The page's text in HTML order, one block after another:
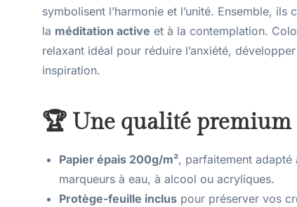
symbolisent l’harmonie et l’unité. Ensemble,
la méditation active et à la contemplation.
relaxant idéal pour réduire l’anxiété,
inspiration.
🏆 Une qualité premium
Papier épais 200g/m², parfaitement adapté
marqueurs à eau, à alcool ou acryliques.
Protège-feuille inclus pour préserver vos